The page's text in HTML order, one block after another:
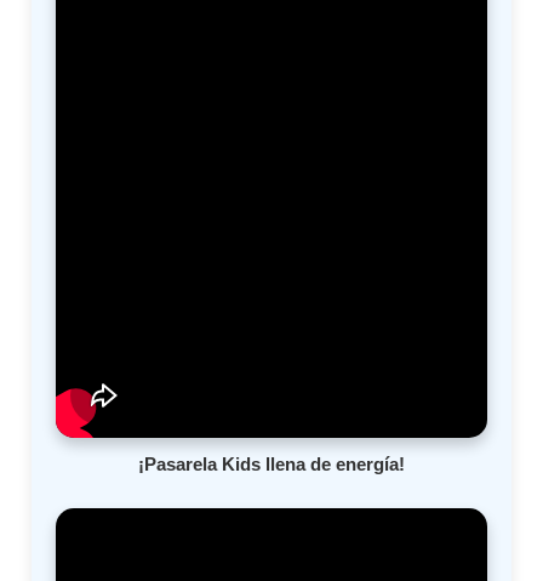
¡Pasarela Kids llena de energía!